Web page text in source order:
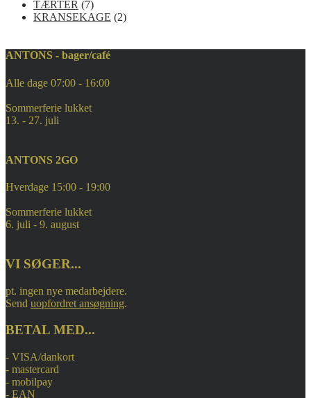
e
r
e
r
a
r
TÆRTER 77
v
e
KRANSEKAGE 22
ANTONS - bager/café
Alle dage 07:00 - 16:00
Sommerferie lukket
13. - 27. juli
ANTONS 2GO
Hverdage 15:00 - 19:00
Sommerferie lukket
6. juli - 9. august
VI SØGER...
pt. ingen nye medarbejdere.
Send uopfordret ansøgning.
BETAL MED...
- VISA/dankort
- mastercard
- mobilpay
- EAN